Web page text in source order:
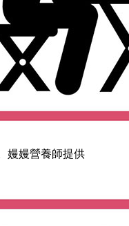
嫚嫚營養師提供